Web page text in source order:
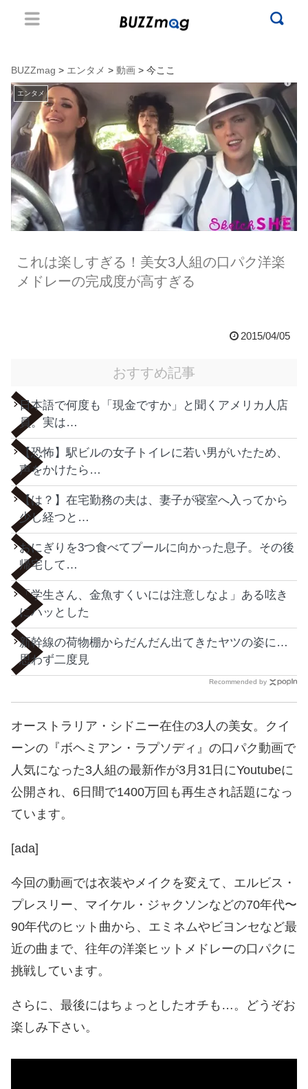
BUZZmag > エンタメ > 動画 > 今ここ
エンタメ
これは楽しすぎる！美女3人組の口パク洋楽
メドレーの完成度が高すぎる
2015/04/05
おすすめ記事
日本語で何度も「現金ですか」と聞くアメリカ人店
員。実は…
【恐怖】駅ビルの女子トイレに若い男がいたため、
声をかけたら…
【は？】在宅勤務の夫は、妻子が寝室へ入ってから
少し経つと…
おにぎりを3つ食べてプールに向かった息子。その後
帰宅して…
「学生さん、金魚すくいには注意しなよ」ある呟き
にハッとした
新幹線の荷物棚からだんだん出てきたヤツの姿に…
思わず二度見
Recommended by
オーストラリア・シドニー在住の3人の美女。クイ
ーンの『ボヘミアン・ラプソディ』の口パク動画で
人気になった3人組の最新作が3月31日にYoutubeに
公開され、6日間で1400万回も再生され話題になっ
ています。
[ada]
今回の動画では衣装やメイクを変えて、エルビス・
プレスリー、マイケル・ジャクソンなどの70年代〜
90年代のヒット曲から、エミネムやビヨンセなど最
近の曲まで、往年の洋楽ヒットメドレーの口パクに
挑戦しています。
さらに、最後にはちょっとしたオチも…。どうぞお
楽しみ下さい。